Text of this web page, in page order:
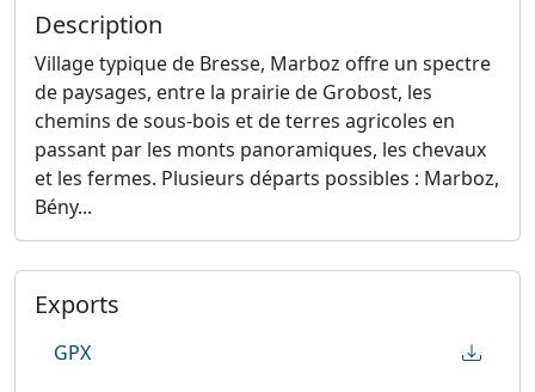
Description
Village typique de Bresse, Marboz offre un spectre
de paysages, entre la prairie de Grobost, les
chemins de sous-bois et de terres agricoles en
passant par les monts panoramiques, les chevaux
et les fermes. Plusieurs départs possibles : Marboz,
Bény...
Exports
GPX